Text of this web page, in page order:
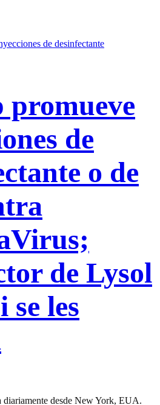
de
o de
de Lysol
se les
desde New York, EUA.